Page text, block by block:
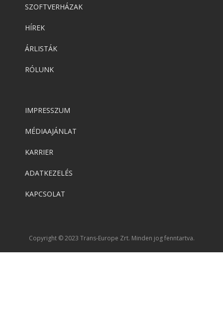
SZOFTVERHÁZAK
HÍREK
ÁRLISTÁK
RÓLUNK
IMPRESSZUM
MÉDIAAJÁNLAT
KARRIER
ADATKEZELÉS
KAPCSOLAT
Copyright © 2023 Trans-Europe Zrt. Minden jog fenntartva.